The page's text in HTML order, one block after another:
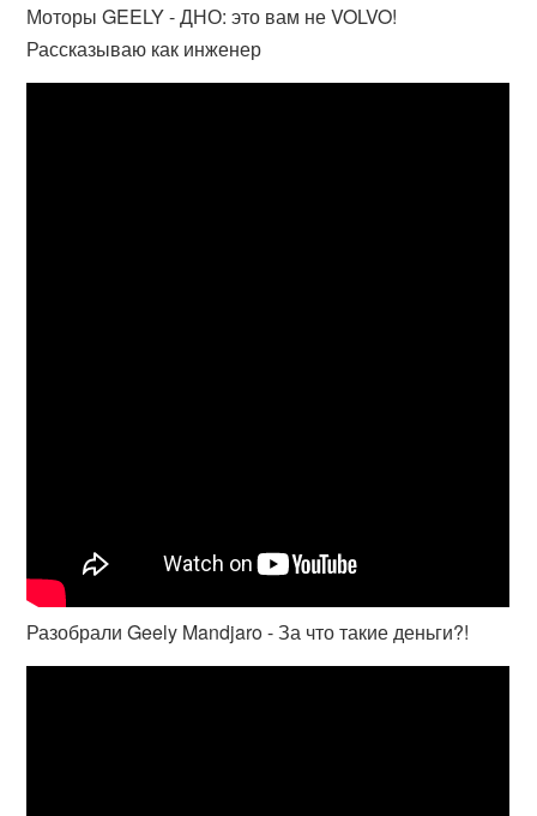
Моторы GEELY - ДНО: это вам не VOLVO!
Рассказываю как инженер
Разобрали Geely Mandjaro - За что такие деньги?!